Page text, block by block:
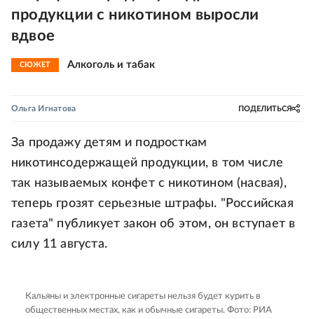
продукции с никотином выросли
вдвое
СЮЖЕТ Алкоголь и табак
Ольга Игнатова ПОДЕЛИТЬСЯ
За продажу детям и подросткам
никотинсодержащей продукции, в том числе
так называемых конфет с никотином (насвая),
теперь грозят серьезные штрафы. "Российская
газета" публикует закон об этом, он вступает в
силу 11 августа.
Кальяны и электронные сигареты нельзя будет курить в
общественных местах, как и обычные сигареты. Фото: РИА